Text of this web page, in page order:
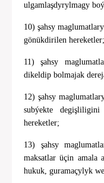
ulgamlaşdyrylmagy
10) şahsy
gönükdirilen hereketler;
11) şahsy
dikeldip bolmajak
12) şahsy
subýekte
hereketler;
13) şahsy
maksatlar üçin amala
hukuk, guramaçylyk